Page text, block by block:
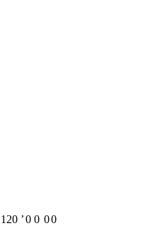
120 ʼ0 0 00